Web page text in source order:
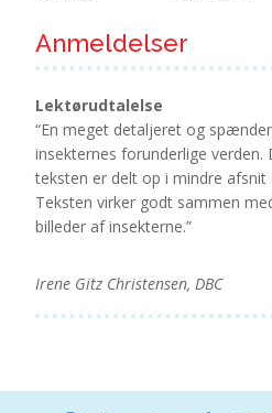
Anmeldelser
Lektørudtalelse
“En meget detaljeret og
insekternes forunderlige
teksten er delt op i mindre
Teksten virker godt sammen
billeder af insekterne.”
Irene Gitz Christensen, DBC